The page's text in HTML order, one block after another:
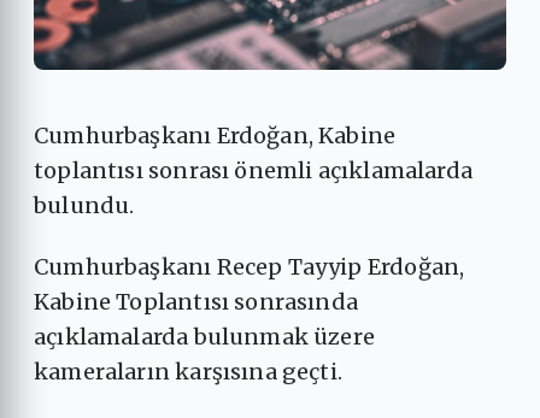
Cumhurbaşkanı Erdoğan, Kabine
toplantısı sonrası önemli açıklamalarda
bulundu.
Cumhurbaşkanı Recep Tayyip Erdoğan,
Kabine Toplantısı sonrasında
açıklamalarda bulunmak üzere
kameraların karşısına geçti.